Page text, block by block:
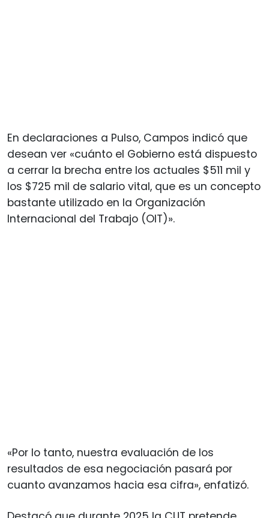
En declaraciones a Pulso, Campos indicó que
desean ver «cuánto el Gobierno está dispuesto
a cerrar la brecha entre los actuales $511 mil y
los $725 mil de salario vital, que es un concepto
bastante utilizado en la Organización
Internacional del Trabajo (OIT)».
«Por lo tanto, nuestra evaluación de los
resultados de esa negociación pasará por
cuanto avanzamos hacia esa cifra», enfatizó.